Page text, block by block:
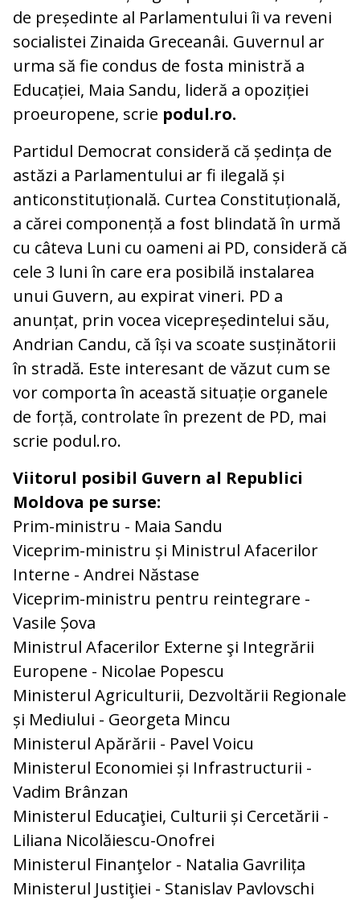
de președinte al Parlamentului îi va reveni
socialistei Zinaida Greceanâi. Guvernul ar
urma să fie condus de fosta ministră a
Educației, Maia Sandu, lideră a opoziției
proeuropene, scrie podul.ro.
Partidul Democrat consideră că ședința de
astăzi a Parlamentului ar fi ilegală și
anticonstituțională. Curtea Constituțională,
a cărei componență a fost blindată în urmă
cu câteva Luni cu oameni ai PD, consideră că
cele 3 luni în care era posibilă instalarea
unui Guvern, au expirat vineri. PD a
anunțat, prin vocea vicepreședintelui său,
Andrian Candu, că își va scoate susținătorii
în stradă. Este interesant de văzut cum se
vor comporta în această situație organele
de forță, controlate în prezent de PD, mai
scrie podul.ro.
Viitorul posibil Guvern al Republici
Moldova pe surse:
Prim-ministru - Maia Sandu
Viceprim-ministru și Ministrul Afacerilor
Interne - Andrei Năstase
Viceprim-ministru pentru reintegrare -
Vasile Șova
Ministrul Afacerilor Externe şi Integrării
Europene - Nicolae Popescu
Ministerul Agriculturii, Dezvoltării Regionale
și Mediului - Georgeta Mincu
Ministerul Apărării - Pavel Voicu
Ministerul Economiei și Infrastructurii -
Vadim Brânzan
Ministerul Educaţiei, Culturii și Cercetării -
Liliana Nicolăiescu-Onofrei
Ministerul Finanţelor - Natalia Gavrilița
Ministerul Justiţiei - Stanislav Pavlovschi